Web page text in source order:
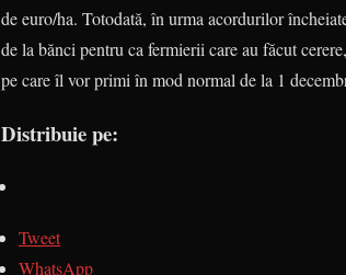
de euro/ha. Totodată, în urma acordurilor
de la bănci pentru ca fermierii care au făcut
pe care îl vor primi în mod normal de la 1
Distribuie pe:
Tweet
WhatsApp